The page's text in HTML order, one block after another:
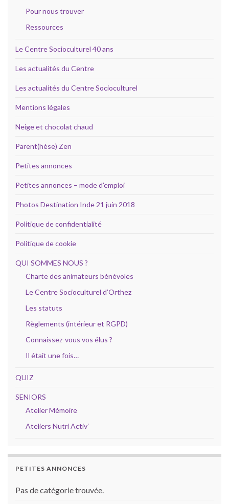
Pour nous trouver
Ressources
Le Centre Socioculturel 40 ans
Les actualités du Centre
Les actualités du Centre Socioculturel
Mentions légales
Neige et chocolat chaud
Parent(hèse) Zen
Petites annonces
Petites annonces – mode d’emploi
Photos Destination Inde 21 juin 2018
Politique de confidentialité
Politique de cookie
QUI SOMMES NOUS ?
Charte des animateurs bénévoles
Le Centre Socioculturel d’Orthez
Les statuts
Règlements (intérieur et RGPD)
Connaissez-vous vos élus ?
Il était une fois…
QUIZ
SENIORS
Atelier Mémoire
Ateliers Nutri Activ’
PETITES ANNONCES
Pas de catégorie trouvée.